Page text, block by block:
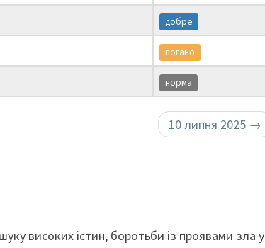
добре
погано
норма
10 липня 2025 →
високих істин, боротьби із проявами зла у